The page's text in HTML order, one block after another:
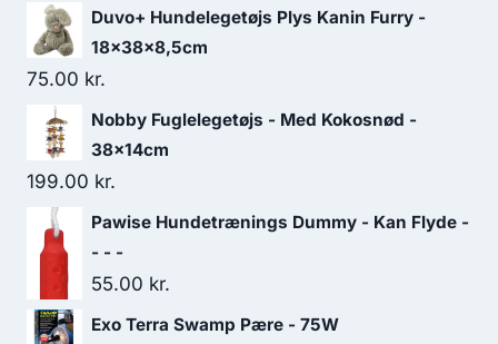
98.75 kr..
86.25 kr..
Duvo+ Hundelegetøjs Plys Kanin Furry -
18x38x8,5cm
75.00 kr.
Nobby Fuglelegetøjs - Med Kokosnød -
38x14cm
199.00 kr.
Pawise Hundetrænings Dummy - Kan Flyde -
- - -
55.00 kr.
Exo Terra Swamp Pære - 75W